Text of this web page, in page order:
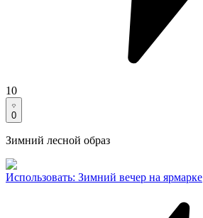
10
0
Зимний лесной образ
Использовать: Зимний вечер на ярмарке